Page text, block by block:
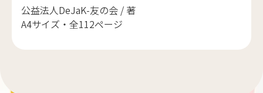
公益法人DeJaK-友の会 / 著
A4サイズ・全112ページ